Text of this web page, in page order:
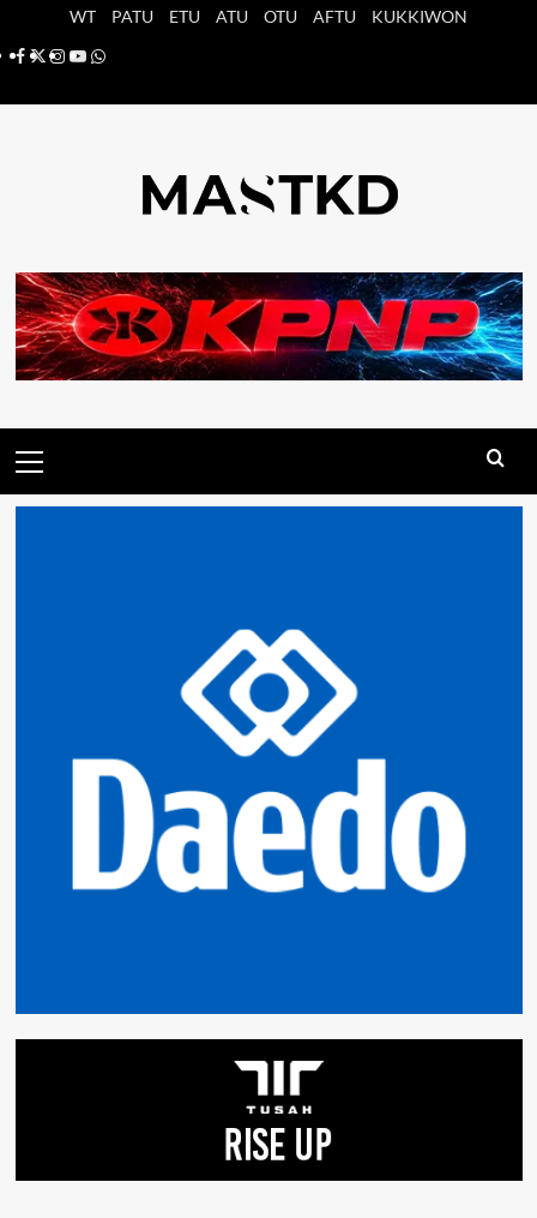
WT PATU ETU ATU OTU AFTU
KUKKIWON
Facebook
X Instagram
YouTube
Whatsapp
principal